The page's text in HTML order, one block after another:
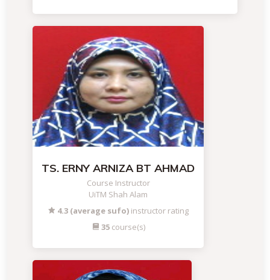
TS. ERNY ARNIZA BT AHMAD
Course Instructor
UiTM Shah Alam
4.3 (average sufo) instructor rating
35course(s)